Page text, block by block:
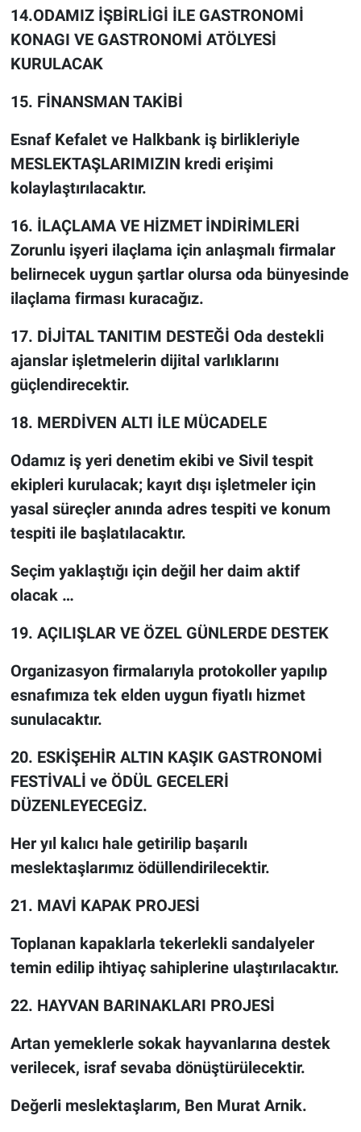
14.ODAMIZ İŞBİRLİGİ İLE GASTRONOMİ
KONAGI VE GASTRONOMİ ATÖLYESİ
KURULACAK
15. FİNANSMAN TAKİBİ
Esnaf Kefalet ve Halkbank iş birlikleriyle
MESLEKTAŞLARIMIZIN kredi erişimi
kolaylaştırılacaktır.
16. İLAÇLAMA VE HİZMET İNDİRİMLERİ
Zorunlu işyeri ilaçlama için anlaşmalı firmalar
belirnecek uygun şartlar olursa oda bünyesinde
ilaçlama firması kuracağız.
17. DİJİTAL TANITIM DESTEĞİ Oda destekli
ajanslar işletmelerin dijital varlıklarını
güçlendirecektir.
18. MERDİVEN ALTI İLE MÜCADELE
Odamız iş yeri denetim ekibi ve Sivil tespit
ekipleri kurulacak; kayıt dışı işletmeler için
yasal süreçler anında adres tespiti ve konum
tespiti ile başlatılacaktır.
Seçim yaklaştığı için değil her daim aktif
olacak …
19. AÇILIŞLAR VE ÖZEL GÜNLERDE DESTEK
Organizasyon firmalarıyla protokoller yapılıp
esnafımıza tek elden uygun fiyatlı hizmet
sunulacaktır.
20. ESKİŞEHİR ALTIN KAŞIK GASTRONOMİ
FESTİVALİ ve ÖDÜL GECELERİ
DÜZENLEYECEGİZ.
Her yıl kalıcı hale getirilip başarılı
meslektaşlarımız ödüllendirilecektir.
21. MAVİ KAPAK PROJESİ
Toplanan kapaklarla tekerlekli sandalyeler
temin edilip ihtiyaç sahiplerine ulaştırılacaktır.
22. HAYVAN BARINAKLARI PROJESİ
Artan yemeklerle sokak hayvanlarına destek
verilecek, israf sevaba dönüştürülecektir.
Değerli meslektaşlarım, Ben Murat Arnik.